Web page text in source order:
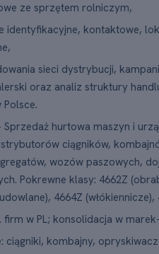
ze sprzętem rolniczym,
identyfikacyjne, kontaktowe,
sieci dystrybucji,
oraz analiz struktury
Sprzedaż hurtowa maszyn i
ciągników,
wozów paszowych,
Pokrewne klasy: 4662Z
4664Z (włókiennicze),
firm w PL; konsolidacja w
ciągniki, kombajny,